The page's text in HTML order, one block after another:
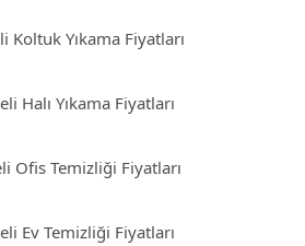
Koltuk Yıkama Fiyatları
Halı Yıkama Fiyatları
Ofis Temizliği Fiyatları
Ev Temizliği Fiyatları